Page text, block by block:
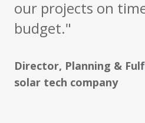
our projects on
budget."
Director, Planning &
solar tech company